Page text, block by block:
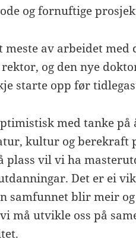
og fornuftige
meste av arbeidet med
og den nye
starte opp før
med tanke
kultur og berekraft
plass vil vi ha
Det er ei
samfunnet blir meir
må utvikle oss på